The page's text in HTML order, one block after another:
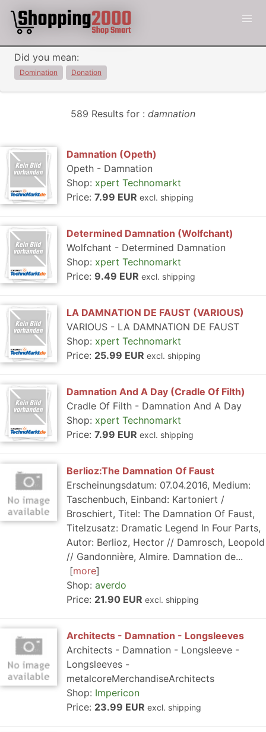
Did you mean:
Domination Donation
589 Results for : damnation
Damnation (Opeth)
Opeth - Damnation
Shop: xpert Technomarkt
Price: 7.99 EUR excl. shipping
Determined Damnation (Wolfchant)
Wolfchant - Determined Damnation
Shop: xpert Technomarkt
Price: 9.49 EUR excl. shipping
LA DAMNATION DE FAUST (VARIOUS)
VARIOUS - LA DAMNATION DE FAUST
Shop: xpert Technomarkt
Price: 25.99 EUR excl. shipping
Damnation And A Day (Cradle Of Filth)
Cradle Of Filth - Damnation And A Day
Shop: xpert Technomarkt
Price: 7.99 EUR excl. shipping
Berlioz:The Damnation Of Faust
Erscheinungsdatum: 07.04.2016, Medium:
Taschenbuch, Einband: Kartoniert /
Broschiert, Titel: The Damnation Of Faust,
Titelzusatz: Dramatic Legend In Four Parts,
Autor: Berlioz, Hector // Damrosch, Leopold
// Gandonnière, Almire. Damnation de...
more
Shop: averdo
Price: 21.90 EUR excl. shipping
Architects - Damnation - Longsleeves
Architects - Damnation - Longsleeve -
Longsleeves -
metalcoreMerchandiseArchitects
Shop: Impericon
Price: 23.99 EUR excl. shipping